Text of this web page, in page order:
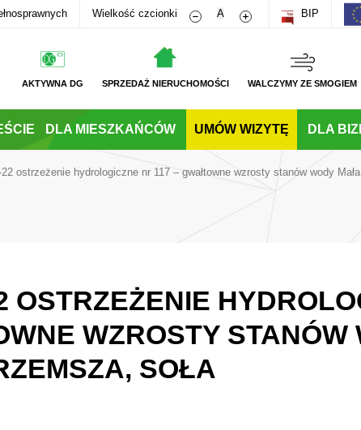
Wielkość czcionki Zmniejsz rozmiar czcionki
A Zwiększ rozmiar
BIP
AKTYWNA DG SPRZEDAŻ NIERUCHOMOŚCI WALCZYMY ZE SMOGIEM
DLA MIESZKAŃCÓW UMÓW WIZYTĘ DLA
ostrzeżenie hydrologiczne nr 117 – gwałtowne wzrosty stanów wody
OSTRZEŻENIE
WZROSTY STANÓW
SOŁA